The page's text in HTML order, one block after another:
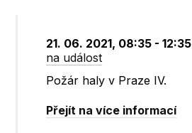
21. 06. 2021, 08:35 - 12:35
na událost
Požár haly v Praze IV.
Přejít na více informací